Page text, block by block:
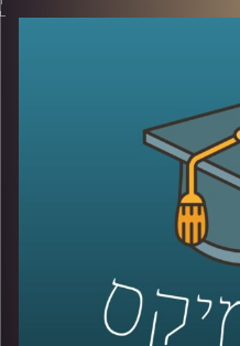
גם כימותרפיה. אבל יש
שרשראות זעירות
של “תעודת זהות”
יכול להופיע בסרטן, אבל
למשל אנדומטריוזיס, מחלה
עד שמקבלים עליה
אפשר לקחת את השינויים
לשפה חדשה של רפואה, גם
יותר.
עולם הגליקוביולוגיה
קטן על פני תא לכלי